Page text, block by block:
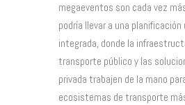
megaeventos son cada vez
podría llevar a una planificación
integrada, donde la
transporte público y las
privada trabajen de la mano
ecosistemas de transporte